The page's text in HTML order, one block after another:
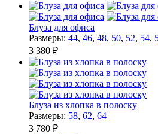
Блуза для офиса
Размеры: 44, 46, 48, 50, 52, 54,
3 380 ₽
Блуза из хлопка в полоску
Размеры: 58, 62, 64
3 780 ₽